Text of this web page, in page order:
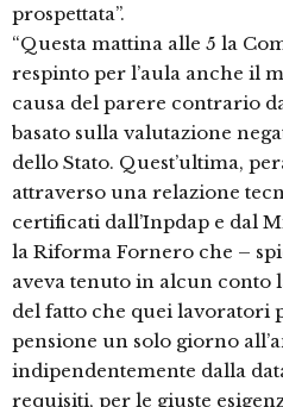
prospettata”.
“Questa mattina alle 5 la
respinto per l’aula anche il
causa del parere contrario
basato sulla valutazione
dello Stato. Quest’ultima,
attraverso una relazione
certificati dall’Inpdap e dal
la Riforma Fornero che –
aveva tenuto in alcun conto
del fatto che quei lavoratori
pensione un solo giorno
indipendentemente dalla
requisiti, per le giuste